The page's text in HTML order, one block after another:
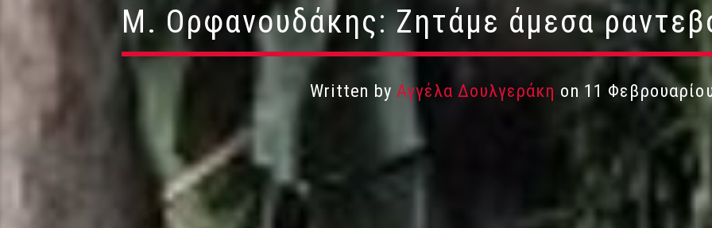
Μ. Ορφανουδάκης: Ζητάμε άμεσα
Written byΑγγέλα Δουλγεράκη on 11